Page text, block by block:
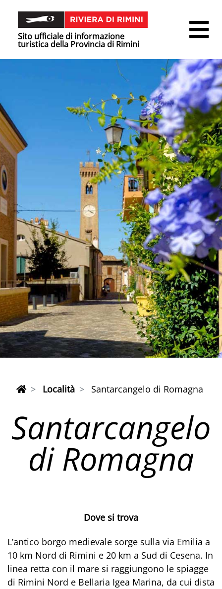
Sito ufficiale di informazione
turistica della Provincia di Rimini
Località Santarcangelo di Romagna
Santarcangelo
di Romagna
Dove si trova
L’antico borgo medievale sorge sulla via Emilia a
10 km Nord di Rimini e 20 km a Sud di Cesena. In
linea retta con il mare si raggiungono le spiagge
di Rimini Nord e Bellaria Igea Marina, da cui dista